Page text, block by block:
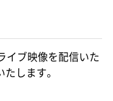
イブ映像を配信いた
します。